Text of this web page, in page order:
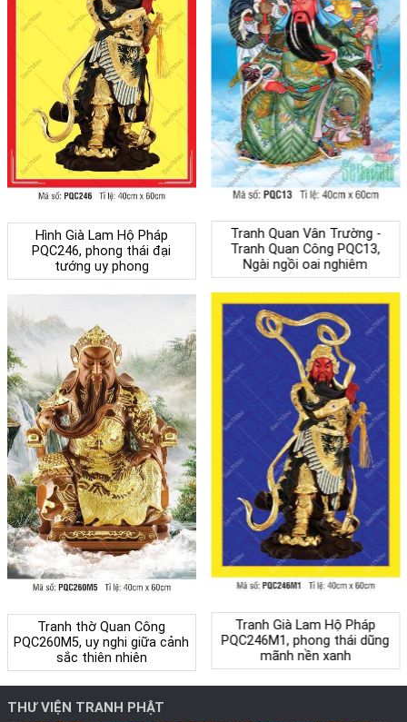
Hình Già Lam Hộ Pháp
PQC246, phong thái đại
tướng uy phong
Tranh Quan Vân Trường -
Tranh Quan Công PQC13,
Ngài ngồi oai nghiêm
Tranh Già Lam Hộ Pháp
PQC246M1, phong thái dũng
mãnh nền xanh
Tranh thờ Quan Công
PQC260M5, uy nghi giữa cảnh
sắc thiên nhiên
THƯ VIỆN TRANH PHẬT